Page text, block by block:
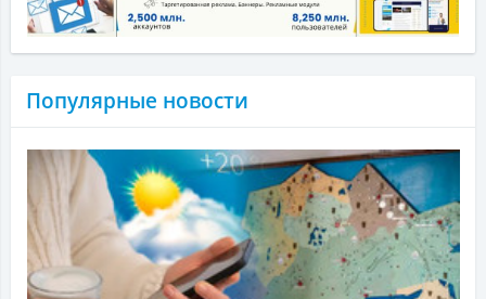
Популярные новости